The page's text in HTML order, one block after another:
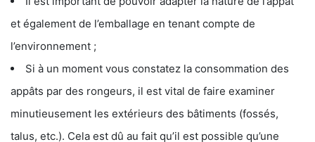
et également de l’emballage en tenant compte de
l’environnement ;
Si à un moment vous constatez la consommation des
appâts par des rongeurs, il est vital de faire examiner
minutieusement les extérieurs des bâtiments (fossés,
talus, etc.). Cela est dû au fait qu’il est possible qu’une